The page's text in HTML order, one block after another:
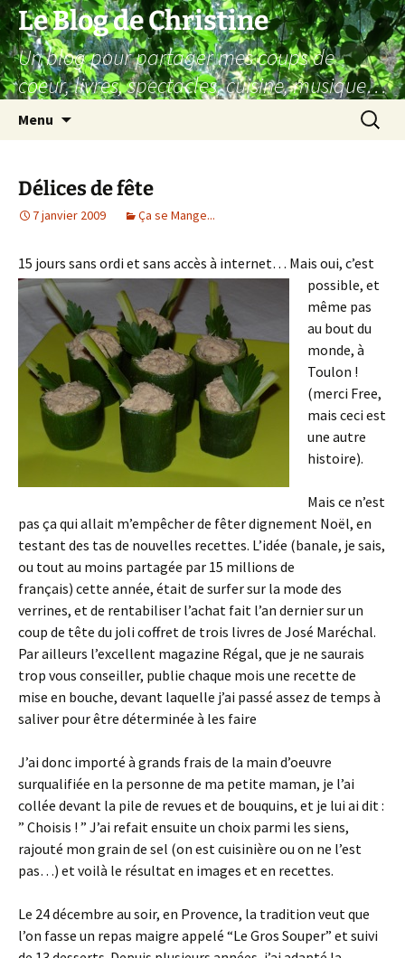
Aller
au
contenu
Le Blog de Christine
Un blog pour partager mes coups de
coeur, livres, spectacles, cuisine, musique…
Menu
Délices de fête
7 janvier 2009 Ça se Mange...
15 jours sans ordi et sans accès à internet… Mais oui, c’est
possible, et
même pas
au bout du
monde, à
Toulon !
(merci Free,
mais ceci est
une autre
histoire).
Mais ce n’est
pas ça qui allait m’empêcher de fêter dignement Noël, en
testant des tas de nouvelles recettes. L’idée (banale, je sais,
ou tout au moins partagée par 15 millions de
français) cette année, était de surfer sur la mode des
verrines, et de rentabiliser l’achat fait l’an dernier sur un
coup de tête du joli coffret de trois livres de José Maréchal.
Par ailleurs l’excellent magazine Régal, que je ne saurais
trop vous conseiller, publie chaque mois une recette de
mise en bouche, devant laquelle j’ai passé assez de temps à
saliver pour être déterminée à les faire
J’ai donc importé à grands frais de la main d’oeuvre
surqualifiée en la personne de ma petite maman, je l’ai
collée devant la pile de revues et de bouquins, et je lui ai dit :
” Choisis ! ” J’ai refait ensuite un choix parmi les siens,
rajouté mon grain de sel (on est cuisinière ou on ne l’est
pas…) et voilà le résultat en images et en recettes.
Le 24 décembre au soir, en Provence, la tradition veut que
l’on fasse un repas maigre appelé “Le Gros Souper” et suivi